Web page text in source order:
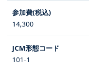
14,300
101-1